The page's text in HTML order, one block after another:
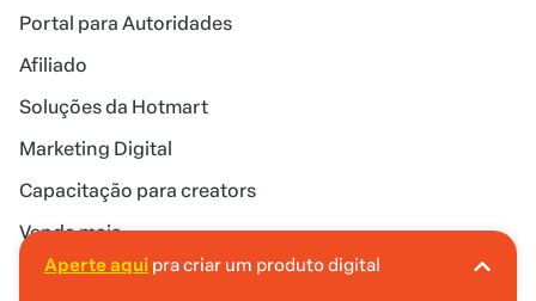
Portal para Autoridades
Afiliado
Soluções da Hotmart
Marketing Digital
Capacitação para creators
Venda mais
A Hotmart é o lugar certo pra você criar seu
Aperte aqui pra criar um produto digital